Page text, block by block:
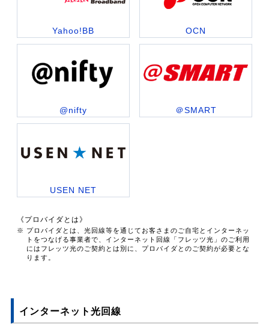
Yahoo!BB OCN
@nifty ＠SMART
USEN NET
《プロバイダとは》
※ プロバイダとは、光回線等を通じてお客さまのご自宅とインターネッ
トをつなげる事業者で、インターネット回線「フレッツ光」のご利用
にはフレッツ光のご契約とは別に、プロバイダとのご契約が必要とな
ります。
インターネット光回線